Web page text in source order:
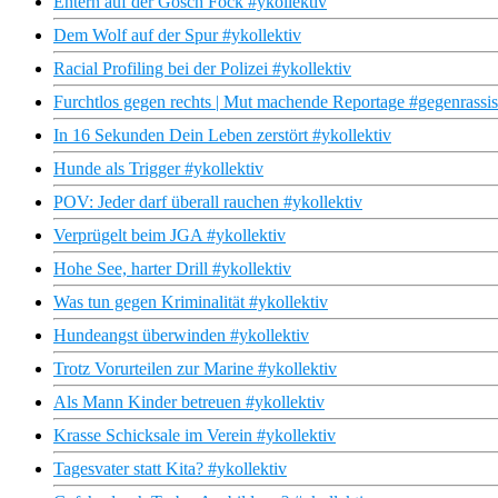
Dem Wolf auf der Spur #ykollektiv
Racial Profiling bei der Polizei #ykollektiv
Furchtlos gegen rechts | Mut machende Reportage
In 16 Sekunden Dein Leben zerstört #ykollektiv
Hunde als Trigger #ykollektiv
POV: Jeder darf überall rauchen #ykollektiv
Verprügelt beim JGA #ykollektiv
Hohe See, harter Drill #ykollektiv
Was tun gegen Kriminalität #ykollektiv
Hundeangst überwinden #ykollektiv
Trotz Vorurteilen zur Marine #ykollektiv
Als Mann Kinder betreuen #ykollektiv
Krasse Schicksale im Verein #ykollektiv
Tagesvater statt Kita? #ykollektiv